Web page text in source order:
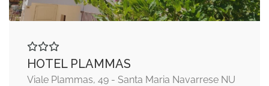
HOTEL PLAMMAS
Viale Plammas, 49 - Santa Maria Navarrese NU